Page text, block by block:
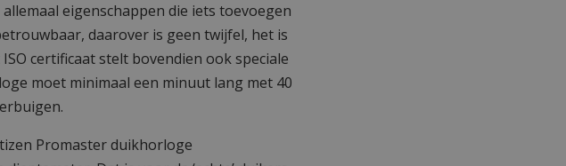
eigenschappen die iets toevoegen
daarover is geen twijfel, het is
certificaat stelt bovendien ook speciale
moet minimaal een minuut lang met 40
Promaster duikhorloge